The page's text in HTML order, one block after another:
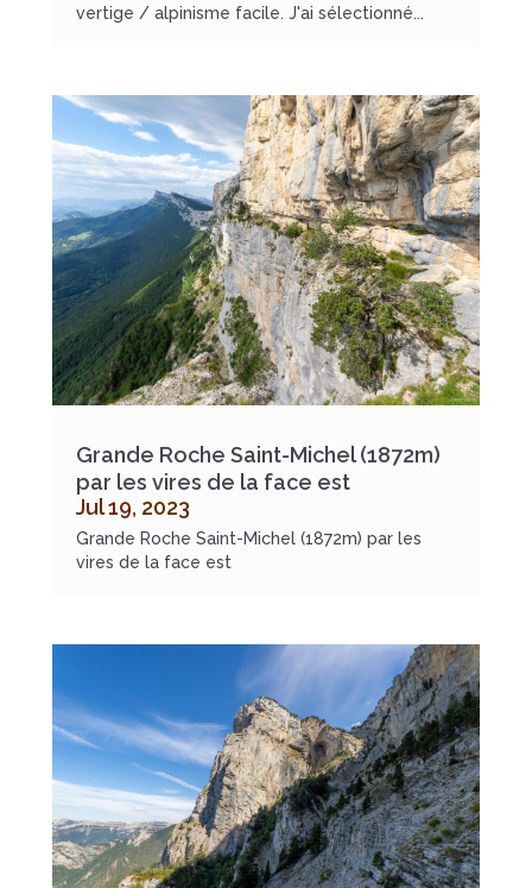
vertige / alpinisme facile. J'ai sélectionné...
Grande Roche Saint-Michel (1872m)
par les vires de la face est
Jul 19, 2023
Grande Roche Saint-Michel (1872m) par les
vires de la face est